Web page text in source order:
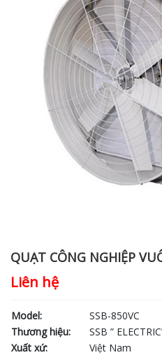
QUẠT CÔNG NGHIỆP
Liên hệ
Model:
SSB-850VC
Thương hiệu:
SSB ”
Xuất xứ:
Việt Nam